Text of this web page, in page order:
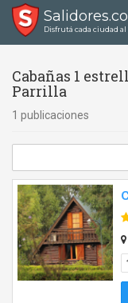
Disfrutá cada ciudad
Cabañas 1
Parrilla
1 publicaciones